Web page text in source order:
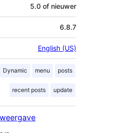
5.0 of nieuwer
6.8.7
English (US)
Dynamic menu posts
recent posts update